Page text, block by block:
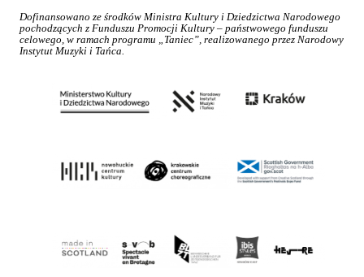
Dofinansowano ze środków Ministra Kultury i Dziedzictwa Narodowego
pochodzących z Funduszu Promocji Kultury – państwowego funduszu
celowego, w ramach programu „Taniec”, realizowanego przez Narodowy
Instytut Muzyki i Tańca.